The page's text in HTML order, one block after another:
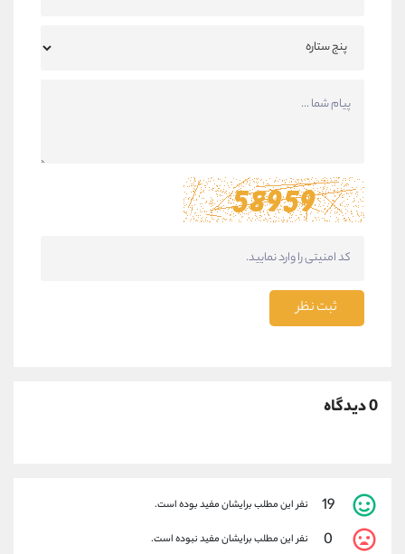
ثبت نظر
0 دیدگاه
19 نفر این مطلب برایشان مفید بوده است.
0 نفر این مطلب برایشان مفید نبوده است.